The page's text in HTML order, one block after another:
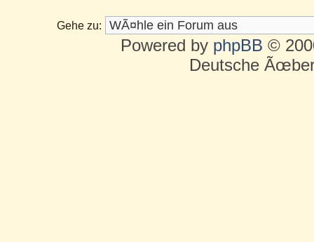
Gehe zu:
Powered by phpBB ©
Deutsche